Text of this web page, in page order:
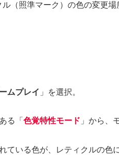
（照準マーク）の色の変更場
ムプレイ 」を選択。
る「 色覚特性モード 」から、
ている色が、レティクルの色